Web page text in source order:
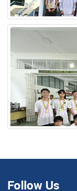
Follow Us